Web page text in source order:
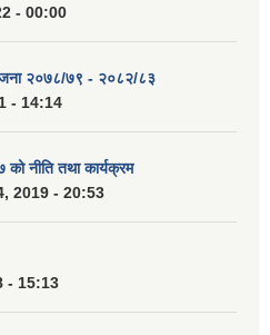
- 00:00
२०७८/७९ - २०८२/८३
- 14:14
नीति तथा कार्यक्रम
2019 - 20:53
- 15:13